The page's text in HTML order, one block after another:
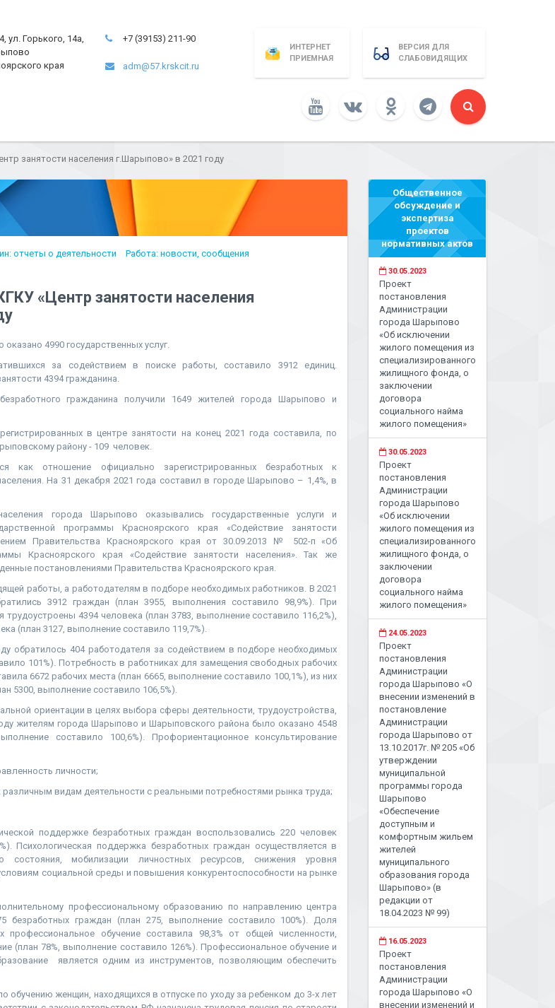
ул. Горького, 14а,
края
+7 (39153) 211-90
adm@57.krskcit.ru
ИНТЕРНЕТ
ПРИЕМНАЯ
ВЕРСИЯ ДЛЯ
СЛАБОВИДЯЩИХ
занятости населения г.Шарыпово» в 2021 году
отчеты о деятельности
Работа: новости, сообщения
«Центр занятости населения
4990 государственных услуг.
за содействием в поиске работы, составило 3912 единиц.
4394 гражданина.
гражданина получили 1649 жителей города Шарыпово и
в центре занятости на конец 2021 года составила, по
району - 109 человек.
как отношение официально зарегистрированных безработных к
На 31 декабря 2021 года составил в городе Шарыпово – 1,4%, в
города Шарыпово оказывались государственные услуги и
программы Красноярского края «Содействие занятости
Правительства Красноярского края от 30.09.2013 № 502-п «Об
Красноярского края «Содействие занятости населения». Так же
постановлениями Правительства Красноярского края.
работы, а работодателям в подборе необходимых работников. В 2021
3912 граждан (план 3955, выполнения составило 98,9%). При
трудоустроены 4394 человека (план 3783, выполнение составило 116,2%),
(план 3127, выполнение составило 119,7%).
обратилось 404 работодателя за содействием в подборе необходимых
101%). Потребность в работниках для замещения свободных рабочих
6672 рабочих места (план 6665, выполнение составило 100,1%), из них
5300, выполнение составило 106,5%).
ориентации в целях выбора сферы деятельности, трудоустройства,
жителям города Шарыпово и Шарыповского района было оказано 4548
составило 100,6%). Профориентационное консультирование
личности;
видам деятельности с реальными потребностями рынка труда;
поддержке безработных граждан воспользовались 220 человек
Психологическая поддержка безработных граждан осуществляется в
состояния, мобилизации личностных ресурсов, снижения уровня
социальной среды и повышения конкурентоспособности на рынке
профессиональному образованию по направлению центра
безработных граждан (план 275, выполнение составило 100%). Доля
профессиональное обучение составила 98,3% от общей численности,
(план 78%, выполнение составило 126%). Профессиональное обучение и
является одним из инструментов, позволяющим обеспечить
женщин, находящихся в отпуске по уходу за ребенком до 3-х лет
Общественное
обсуждение и
экспертиза
проектов
нормативных актов
30.05.2023
Проект
постановления
Администрации
города Шарыпово
«Об исключении
жилого помещения из
специализированного
жилищного фонда, о
заключении
договора
социального найма
жилого помещения»
30.05.2023
Проект
постановления
Администрации
города Шарыпово
«Об исключении
жилого помещения из
специализированного
жилищного фонда, о
заключении
договора
социального найма
жилого помещения»
24.05.2023
Проект
постановления
Администрации
города Шарыпово «О
внесении изменений в
постановление
Администрации
города Шарыпово от
13.10.2017г. № 205 «Об
утверждении
муниципальной
программы города
Шарыпово
«Обеспечение
доступным и
комфортным жильем
жителей
муниципального
образования города
Шарыпово» (в
редакции от
18.04.2023 № 99)
16.05.2023
Проект
постановления
Администрации
города Шарыпово «О
внесении изменений и